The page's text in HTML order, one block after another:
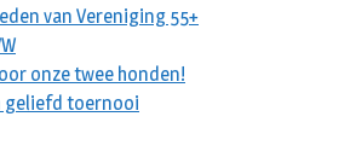
van Vereniging 55+
onze twee honden!
geliefd toernooi